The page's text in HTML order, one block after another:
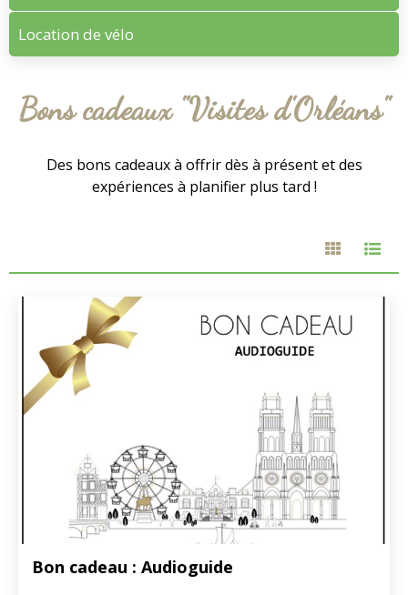
Location de vélo
Bons cadeaux "Visites d'Orléans"
Des bons cadeaux à offrir dès à présent et des
expériences à planifier plus tard !
Bon cadeau : Audioguide